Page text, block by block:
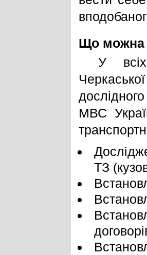
Що можна
У всіх
МВС
ТЗ